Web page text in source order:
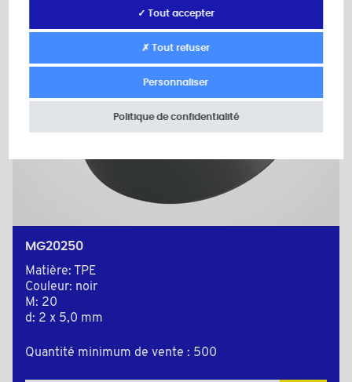
MG20250
Matière: TPE
Couleur: noir
M: 20
d: 2 x 5,0 mm
Quantité minimum de vente : 500
✓ Tout accepter
✗ Tout refuser
Personnaliser
Politique de confidentialité